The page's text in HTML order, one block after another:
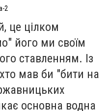
2
це цілком
його ми своїм
ставленням. Із
мав би "бити на
основна водна